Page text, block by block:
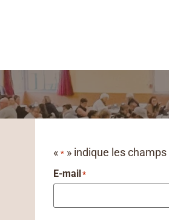
« * » indique les
E-mail*